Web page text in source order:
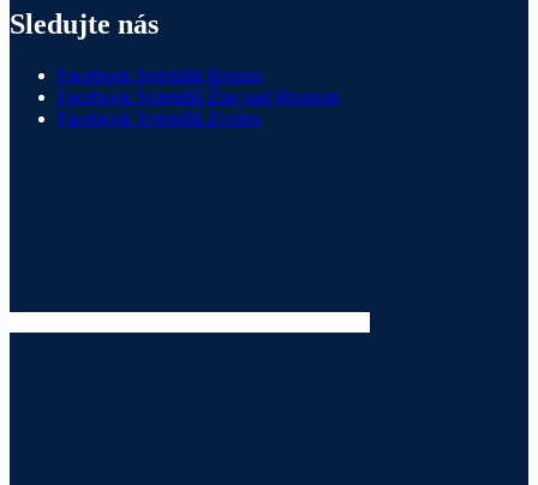
Sledujte nás
Facebook Svietidlá Brezno
Facebook Svietidlá Žiar nad Hronom
Facebook Svietidlá Zvolen